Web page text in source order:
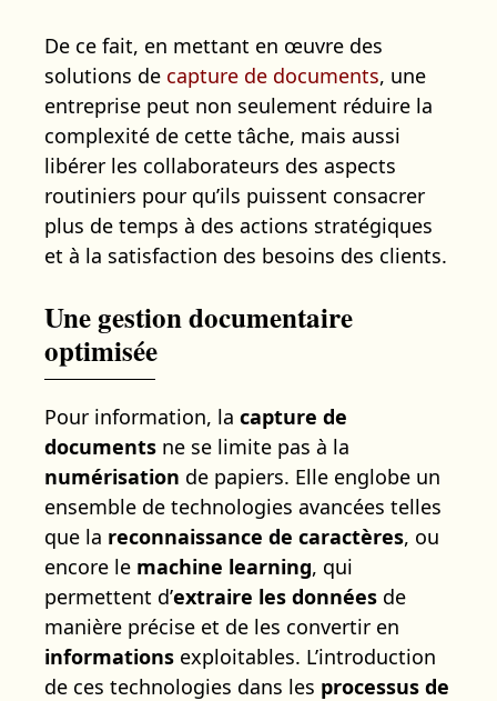
De ce fait, en mettant en œuvre des
solutions de capture de documents, une
entreprise peut non seulement réduire la
complexité de cette tâche, mais aussi
libérer les collaborateurs des aspects
routiniers pour qu’ils puissent consacrer
plus de temps à des actions stratégiques
et à la satisfaction des besoins des clients.
Une gestion documentaire
optimisée
Pour information, la capture de
documents ne se limite pas à la
numérisation de papiers. Elle englobe un
ensemble de technologies avancées telles
que la reconnaissance de caractères, ou
encore le machine learning, qui
permettent d’extraire les données de
manière précise et de les convertir en
informations exploitables. L’introduction
de ces technologies dans les processus de